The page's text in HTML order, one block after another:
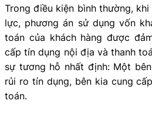
Trong điều kiện bình thường,
lực, phương án sử dụng vốn
toán của khách hàng được
cấp tín dụng nội địa và thanh
sự tương hỗ nhất định: Một
rủi ro tín dụng, bên kia cung
toán.